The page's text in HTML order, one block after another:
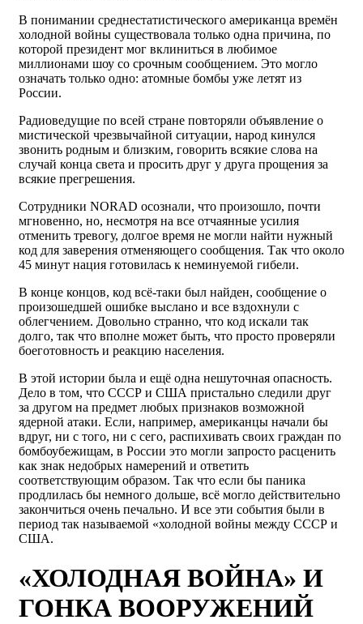
В понимании среднестатистического американца времён
холодной войны существовала только одна причина, по
которой президент мог вклиниться в любимое
миллионами шоу со срочным сообщением. Это могло
означать только одно: атомные бомбы уже летят из
России.
Радиоведущие по всей стране повторяли объявление о
мистической чрезвычайной ситуации, народ кинулся
звонить родным и близким, говорить всякие слова на
случай конца света и просить друг у друга прощения за
всякие прегрешения.
Сотрудники NORAD осознали, что произошло, почти
мгновенно, но, несмотря на все отчаянные усилия
отменить тревогу, долгое время не могли найти нужный
код для заверения отменяющего сообщения. Так что около
45 минут нация готовилась к неминуемой гибели.
В конце концов, код всё-таки был найден, сообщение о
произошедшей ошибке выслано и все вздохнули с
облегчением. Довольно странно, что код искали так
долго, так что вполне может быть, что просто проверяли
боеготовность и реакцию населения.
В этой истории была и ещё одна нешуточная опасность.
Дело в том, что СССР и США пристально следили друг
за другом на предмет любых признаков возможной
ядерной атаки. Если, например, американцы начали бы
вдруг, ни с того, ни с сего, распихивать своих граждан по
бомбоубежищам, в России это могли запросто расценить
как знак недобрых намерений и ответить
соответствующим образом. Так что если бы паника
продлилась бы немного дольше, всё могло действительно
закончиться очень печально. И все эти события были в
период так называемой «холодной войны между СССР и
США.
«ХОЛОДНАЯ ВОЙНА» И
ГОНКА ВООРУЖЕНИЙ